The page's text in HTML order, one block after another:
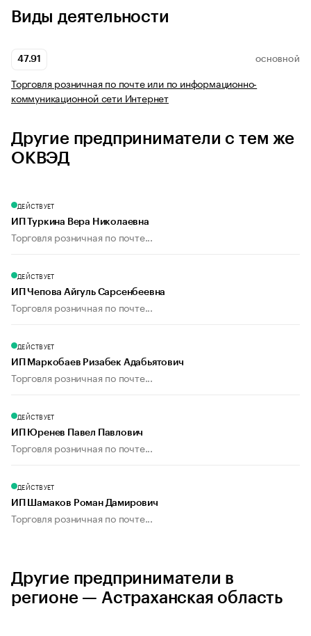
Виды деятельности
47.91 ОСНОВНОЙ
Торговля розничная по почте или по информационно-
коммуникационной сети Интернет
Другие предприниматели с тем же
ОКВЭД
ДЕЙСТВУЕТ
ИП Туркина Вера Николаевна
Торговля розничная по почте...
ДЕЙСТВУЕТ
ИП Чепова Айгуль Сарсенбеевна
Торговля розничная по почте...
ДЕЙСТВУЕТ
ИП Маркобаев Ризабек Адабьятович
Торговля розничная по почте...
ДЕЙСТВУЕТ
ИП Юренев Павел Павлович
Торговля розничная по почте...
ДЕЙСТВУЕТ
ИП Шамаков Роман Дамирович
Торговля розничная по почте...
Другие предприниматели в
регионе — Астраханская область